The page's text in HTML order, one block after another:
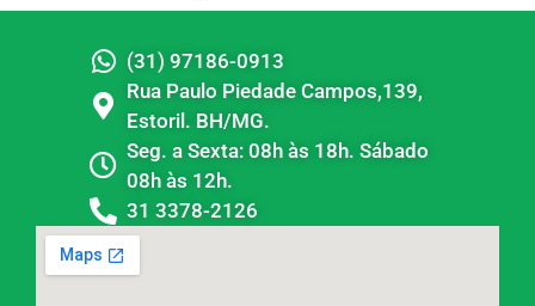
(31) 97186-0913
Rua Paulo Piedade Campos,139,
Estoril. BH/MG.
Seg. a Sexta: 08h às 18h. Sábado
08h às 12h.
31 3378-2126